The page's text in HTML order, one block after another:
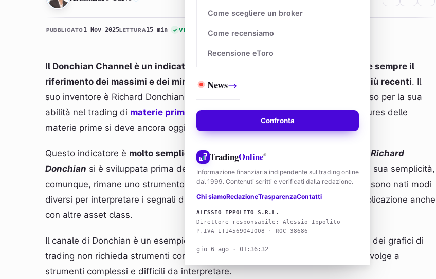
Come scegliere un broker
Come recensiamo
Recensione eToro
News→
Confronta
TradingOnline®
Informazione finanziaria indipendente sul trading online
dal 1999. Contenuti scritti e verificati dalla redazione.
Chi siamoRedazioneTrasparenzaContatti
ALESSIO IPPOLITO S.R.L.
Direttore responsabile: Alessio Ippolito
P.IVA IT14569041008 · ROC 38686
gio 6 ago · 01:36:33
PUBBLICATO1 Nov 2025LETTURA15 min ✓ VERIFICATO
Il Donchian Channel è un indicatore che viene utilizzato dai trader per avere sempre il
riferimento dei massimi e dei minimi livelli raggiunti dal prezzo nei periodi più recenti. Il
suo inventore è Richard Donchian, investitore americano nato nel 1909 e famoso per la sua
abilità nel trading di materie prime e difutures. Gran parte della teoria sui futures delle
materie prime si deve ancora oggi ai suoi insegnamenti.
Questo indicatore è molto semplice , anche perché gran parte della carriera di Richard
Donchian si è sviluppata prima dell’avvento dei mercati telematici. Malgrado la sua semplicità,
comunque, rimane uno strumento ancora molto popolare. Nel corso del tempo sono nati modi
diversi per interpretare i segnali di questo strumento e ha iniziato a trovare applicazione anche
con altre asset class.
Il canale di Donchian è un esempio pratico di come alle volte un’analisi efficace dei grafici di
trading non richieda strumenti complessi. Spesso l’analisi tecnica moderna si rivolge a
strumenti complessi e difficili da interpretare.